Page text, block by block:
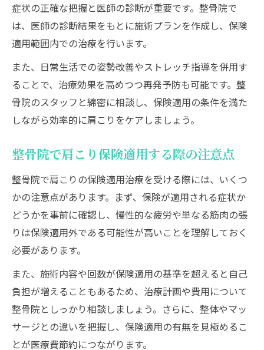
症状の正確な把握と医師の診断が重要です。整骨院で
は、医師の診断結果をもとに施術プランを作成し、保険
適用範囲内での治療を行います。
また、日常生活での姿勢改善やストレッチ指導を併用す
ることで、治療効果を高めつつ再発予防も可能です。整
骨院のスタッフと綿密に相談し、保険適用の条件を満た
しながら効率的に肩こりをケアしましょう。
整骨院で肩こり保険適用する際の注意点
整骨院で肩こりの保険適用治療を受ける際には、いくつ
かの注意点があります。まず、保険が適用される症状か
どうかを事前に確認し、慢性的な疲労や単なる筋肉の張
りは保険適用外である可能性が高いことを理解しておく
必要があります。
また、施術内容や回数が保険適用の基準を超えると自己
負担が増えることもあるため、治療計画や費用について
整骨院としっかり相談しましょう。さらに、整体やマッ
サージとの違いを把握し、保険適用の有無を見極めるこ
とが医療費節約につながります。